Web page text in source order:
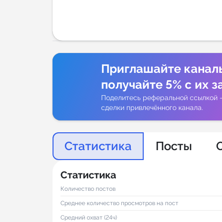
Приглашайте
получайте 5% с их
Поделитесь реферальной ссылкой
сделки привлечённого канала.
Статистика Посты
Статистика
Количество постов
Среднее количество просмотров на пост
Средний охват (24ч)